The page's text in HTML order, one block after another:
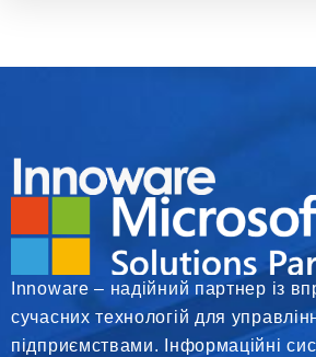
Innoware – надійний партнер із
сучасних технологій для
підприємствами. Інформаційні